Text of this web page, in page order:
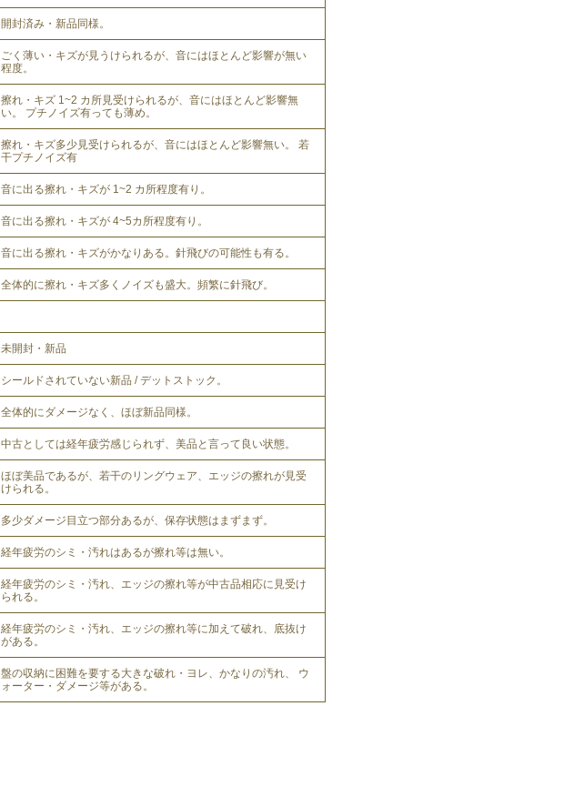
開封済み・新品同様。
ごく薄い・キズが見うけられるが、音にはほとんど影響が無い
程度。
擦れ・キズ 1~2 カ所見受けられるが、音にはほとんど影響無
い。 プチノイズ有っても薄め。
擦れ・キズ多少見受けられるが、音にはほとんど影響無い。 若
干プチノイズ有
音に出る擦れ・キズが 1~2 カ所程度有り。
音に出る擦れ・キズが 4~5カ所程度有り。
音に出る擦れ・キズがかなりある。針飛びの可能性も有る。
全体的に擦れ・キズ多くノイズも盛大。頻繁に針飛び。
未開封・新品
シールドされていない新品 / デットストック。
全体的にダメージなく、ほぼ新品同様。
中古としては経年疲労感じられず、美品と言って良い状態。
ほぼ美品であるが、若干のリングウェア、エッジの擦れが見受
けられる。
多少ダメージ目立つ部分あるが、保存状態はまずまず。
経年疲労のシミ・汚れはあるが擦れ等は無い。
経年疲労のシミ・汚れ、エッジの擦れ等が中古品相応に見受け
られる。
経年疲労のシミ・汚れ、エッジの擦れ等に加えて破れ、底抜け
がある。
盤の収納に困難を要する大きな破れ・ヨレ、かなりの汚れ、 ウ
ォーター・ダメージ等がある。